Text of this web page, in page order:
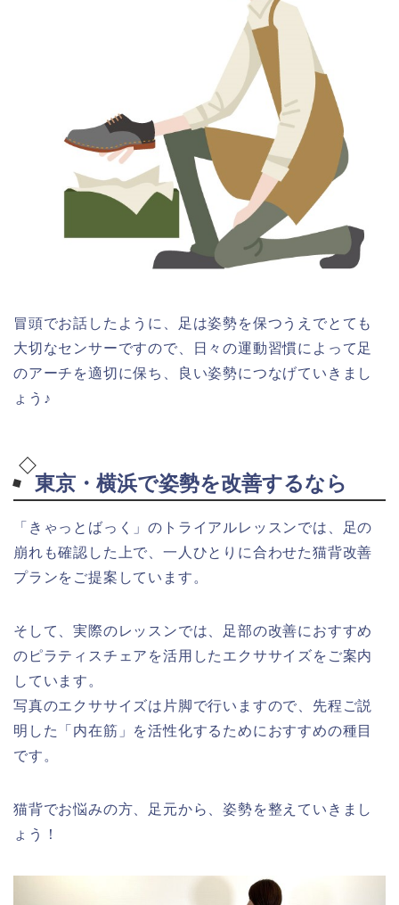
冒頭でお話したように、足は姿勢を保つうえでとても
大切なセンサーですので、日々の運動習慣によって足
のアーチを適切に保ち、良い姿勢につなげていきまし
ょう♪
東京・横浜で姿勢を改善するなら
「きゃっとばっく」のトライアルレッスンでは、足の
崩れも確認した上で、一人ひとりに合わせた猫背改善
プランをご提案しています。
そして、実際のレッスンでは、足部の改善におすすめ
のピラティスチェアを活用したエクササイズをご案内
しています。
写真のエクササイズは片脚で行いますので、先程ご説
明した「内在筋」を活性化するためにおすすめの種目
です。
猫背でお悩みの方、足元から、姿勢を整えていきまし
ょう！